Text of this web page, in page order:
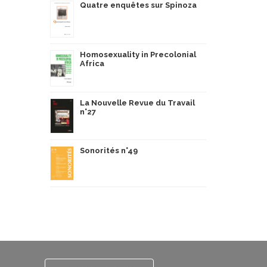
Quatre enquêtes sur Spinoza
Homosexuality in Precolonial
Africa
La Nouvelle Revue du Travail
n°27
Sonorités n°49